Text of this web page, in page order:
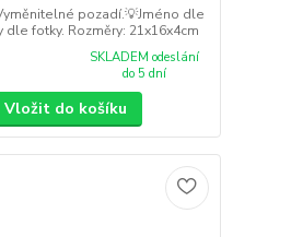
pozadí.💡Jméno dle
dle fotky. Rozměry: 21x16x4cm
SKLADEM odeslání
do 5 dní
Vložit do košíku